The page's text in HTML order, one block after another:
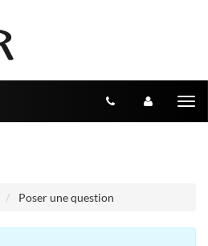
Poser une question